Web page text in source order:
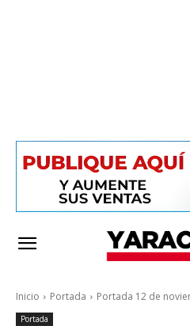
Inicio Portada Portada 12 de
Portada